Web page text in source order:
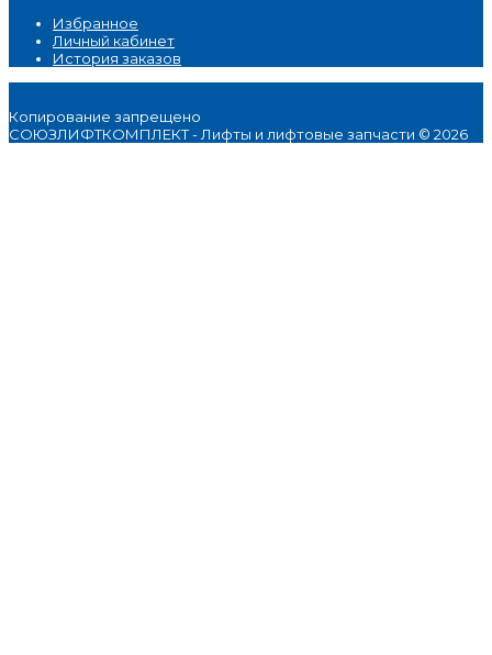
Избранное
Личный кабинет
История заказов
Копирование запрещено
СОЮЗЛИФТКОМПЛЕКТ - Лифты и лифтовые запчасти © 2026